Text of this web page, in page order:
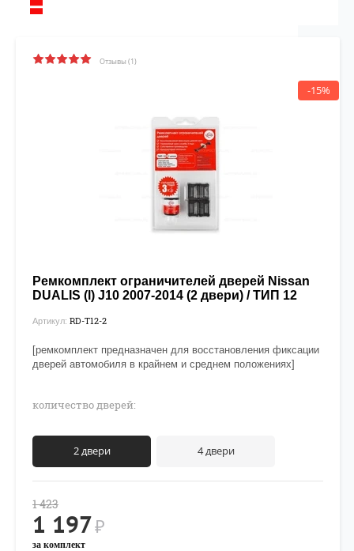
Отзывы (1)
-15%
Ремкомплект ограничителей дверей Nissan
DUALIS (l) J10 2007-2014 (2 двери) / ТИП 12
Артикул: RD-T12-2
[ремкомплект предназначен для восстановления фиксации
дверей автомобиля в крайнем и среднем положениях]
количество дверей:
2 двери 4 двери
1 423
1 197₽
за комплект